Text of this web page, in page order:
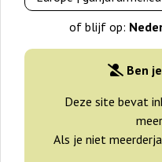
of blijf op:
Ben
Deze site bevat
Als je niet